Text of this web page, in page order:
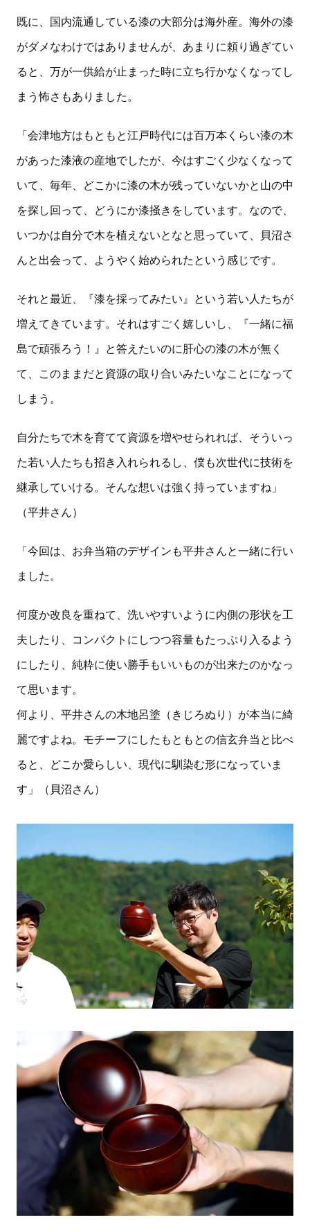
既に、国内流通している漆の大部分は海外産。海外の漆
がダメなわけではありませんが、あまりに頼り過ぎてい
ると、万が一供給が止まった時に立ち行かなくなってし
まう怖さもありました。
「会津地方はもともと江戸時代には百万本くらい漆の木
があった漆液の産地でしたが、今はすごく少なくなって
いて、毎年、どこかに漆の木が残っていないかと山の中
を探し回って、どうにか漆掻きをしています。なので、
いつかは自分で木を植えないとなと思っていて、貝沼さ
んと出会って、ようやく始められたという感じです。
それと最近、『漆を採ってみたい』という若い人たちが
増えてきています。それはすごく嬉しいし、『一緒に福
島で頑張ろう！』と答えたいのに肝心の漆の木が無く
て、このままだと資源の取り合いみたいなことになって
しまう。
自分たちで木を育てて資源を増やせられれば、そういっ
た若い人たちも招き入れられるし、僕も次世代に技術を
継承していける。そんな想いは強く持っていますね」
（平井さん）
「今回は、お弁当箱のデザインも平井さんと一緒に行い
ました。
何度か改良を重ねて、洗いやすいように内側の形状を工
夫したり、コンパクトにしつつ容量もたっぷり入るよう
にしたり、純粋に使い勝手もいいものが出来たのかなっ
て思います。
何より、平井さんの木地呂塗（きじろぬり）が本当に綺
麗ですよね。モチーフにしたもともとの信玄弁当と比べ
ると、どこか愛らしい、現代に馴染む形になっていま
す」（貝沼さん）